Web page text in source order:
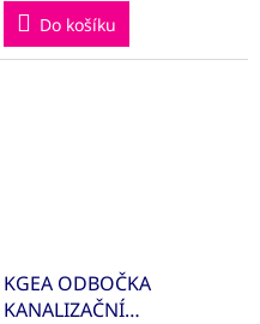
Do košíku
KGEA ODBOČKA
KANALIZAČNÍ